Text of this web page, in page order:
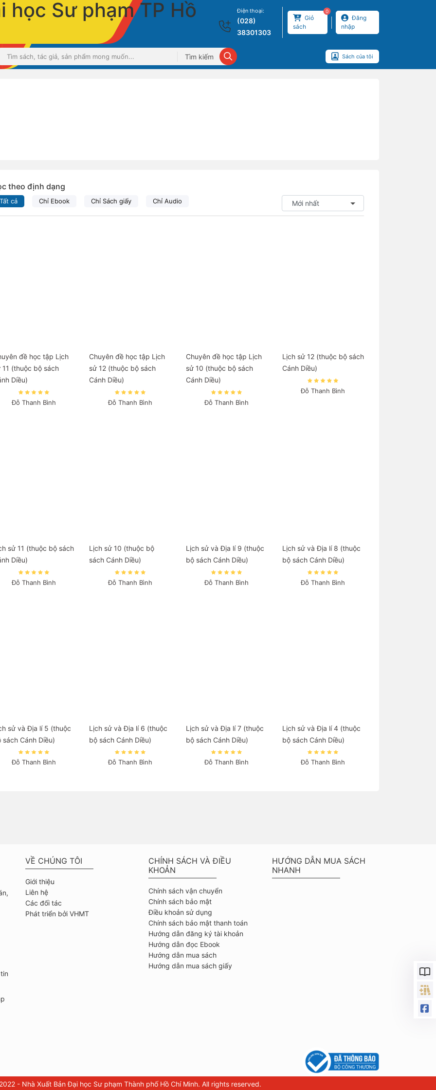
Điện thoại:
(028)
38301303
0
Giỏ
sách
Đăng
nhập
Tìm kiếm Sách của tôi
theo định dạng
Tất cả Chỉ Ebook Chỉ Sách giấy Chỉ Audio
đề học tập Lịch
11 (thuộc bộ sách
Diều)
Đỗ Thanh Bình
Chuyên đề học tập Lịch
sử 12 (thuộc bộ sách
Cánh Diều)
Đỗ Thanh Bình
Chuyên đề học tập Lịch
sử 10 (thuộc bộ sách
Cánh Diều)
Đỗ Thanh Bình
Lịch sử 12 (thuộc bộ sách
Cánh Diều)
Đỗ Thanh Bình
sử 11 (thuộc bộ sách
Diều)
Đỗ Thanh Bình
Lịch sử 10 (thuộc bộ
sách Cánh Diều)
Đỗ Thanh Bình
Lịch sử và Địa lí 9 (thuộc
bộ sách Cánh Diều)
Đỗ Thanh Bình
Lịch sử và Địa lí 8 (thuộc
bộ sách Cánh Diều)
Đỗ Thanh Bình
sử và Địa lí 5 (thuộc
sách Cánh Diều)
Đỗ Thanh Bình
Lịch sử và Địa lí 6 (thuộc
bộ sách Cánh Diều)
Đỗ Thanh Bình
Lịch sử và Địa lí 7 (thuộc
bộ sách Cánh Diều)
Đỗ Thanh Bình
Lịch sử và Địa lí 4 (thuộc
bộ sách Cánh Diều)
Đỗ Thanh Bình
VỀ CHÚNG TÔI
Giới thiệu
Liên hệ
Các đối tác
Phát triển bởi VHMT
CHÍNH SÁCH VÀ ĐIỀU
KHOẢN
Chính sách vận chuyển
Chính sách bảo mật
Điều khoản sử dụng
Chính sách bảo mật thanh toán
Hướng dẫn đăng ký tài khoản
Hướng dẫn đọc Ebook
Hướng dẫn mua sách
Hướng dẫn mua sách giấy
HƯỚNG DẪN MUA SÁCH
NHANH
- Nhà Xuất Bản Đại học Sư phạm Thành phố Hồ Chí Minh. All rights reserved.